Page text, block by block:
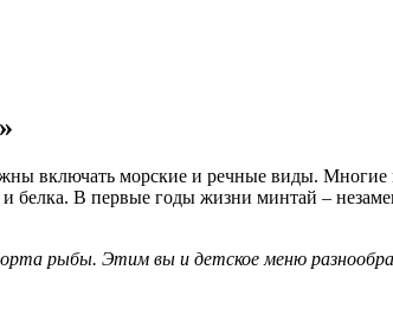
включать морские и речные виды.
белка. В первые годы жизни минтай –
рыбы. Этим вы и детское меню